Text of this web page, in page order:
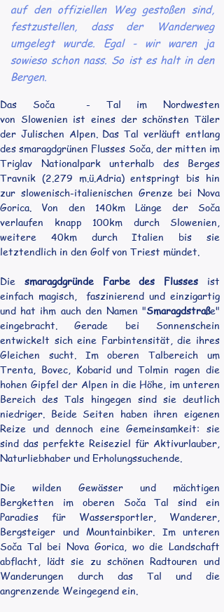
auf den offiziellen Weg gestoßen sind,
festzustellen, dass der Wanderweg
umgelegt wurde. Egal - wir waren ja
sowieso schon nass. So ist es halt in den
Bergen.
Das Soča  - Tal im Nordwesten
von Slowenien ist eines der schönsten Täler
der Julischen Alpen. Das Tal verläuft entlang
des smaragdgrünen Flusses Soča, der mitten im
Triglav Nationalpark unterhalb des Berges
Travnik (2.279 m.ü.Adria) entspringt bis hin
zur slowenisch-italienischen Grenze bei Nova
Gorica. Von den 140km Länge der Soča
verlaufen knapp 100km durch Slowenien,
weitere 40km durch Italien bis sie
letztendlich in den Golf von Triest mündet.
Die smaragdgründe Farbe des Flusses ist
einfach magisch,  faszinierend und einzigartig
und hat ihm auch den Namen "Smaragdstraße"
eingebracht. Gerade bei Sonnenschein
entwickelt sich eine Farbintensität, die ihres
Gleichen sucht. Im oberen Talbereich um
Trenta, Bovec, Kobarid und Tolmin ragen die
hohen Gipfel der Alpen in die Höhe, im unteren
Bereich des Tals hingegen sind sie deutlich
niedriger. Beide Seiten haben ihren eigenen
Reize und dennoch eine Gemeinsamkeit: sie
sind das perfekte Reiseziel für Aktivurlauber,
Naturliebhaber und Erholungssuchende.
Die wilden Gewässer und mächtigen
Bergketten im oberen Soča Tal sind ein
Paradies für Wassersportler, Wanderer,
Bergsteiger und Mountainbiker. Im unteren
Soča Tal bei Nova Gorica, wo die Landschaft
abflacht, lädt sie zu schönen Radtouren und
Wanderungen durch das Tal und die
angrenzende Weingegend ein.